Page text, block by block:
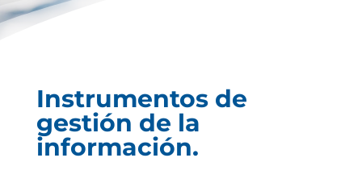
Instrumentos de
gestión de la
información.